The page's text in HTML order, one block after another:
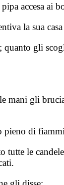
accesa ai
la sua
gli
mani gli
di
tutte le